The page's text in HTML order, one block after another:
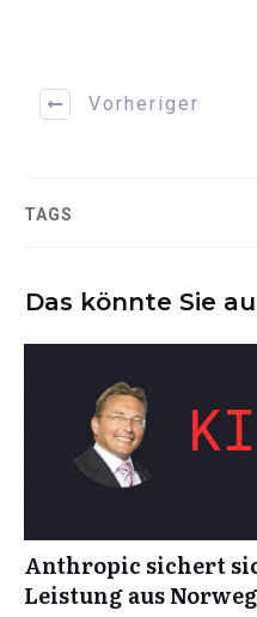
Vorheriger
TAGS
Das könnte Sie
Anthropic sichert
Leistung aus